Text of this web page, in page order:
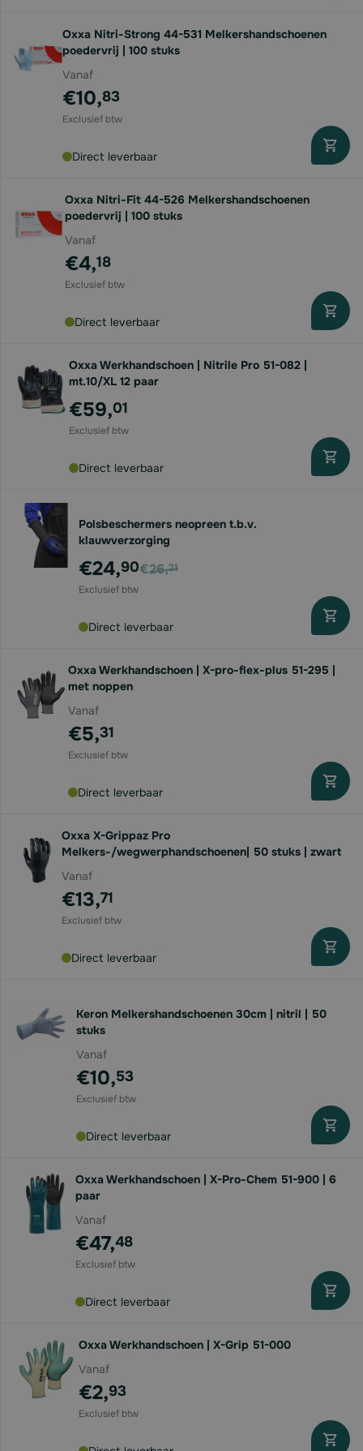
Oxxa Nitri-Strong 44-531 Melkershandschoenen
poedervrij | 100 stuks
Vanaf
€10,83
Direct leverbaar
Oxxa Nitri-Fit 44-526 Melkershandschoenen
poedervrij | 100 stuks
Vanaf
€4,18
Direct leverbaar
Oxxa Werkhandschoen | Nitrile Pro 51-082 |
mt.10/XL 12 paar
€59,01
Direct leverbaar
Polsbeschermers neopreen t.b.v.
klauwverzorging
Voor
€24,90€26,21
Direct leverbaar
Oxxa Werkhandschoen | X-pro-flex-plus 51-295 |
met noppen
Vanaf
€5,31
Direct leverbaar
Oxxa X-Grippaz Pro
Melkers-/wegwerphandschoenen| 50 stuks | zwart
Vanaf
€13,71
Direct leverbaar
Keron Melkershandschoenen 30cm | nitril | 50
stuks
Vanaf
€10,53
Direct leverbaar
Oxxa Werkhandschoen | X-Pro-Chem 51-900 | 6
paar
Vanaf
€47,48
Direct leverbaar
Oxxa Werkhandschoen | X-Grip 51-000
Vanaf
€2,93